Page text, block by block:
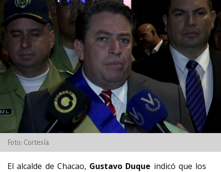
Foto: Cortesía
El alcalde de Chacao, Gustavo Duque indicó que los